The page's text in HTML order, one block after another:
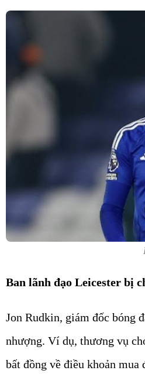
Ban lãnh đạo Leicester bị
Jon Rudkin, giám đốc bóng
nhượng. Ví dụ, thương vụ
bất đồng về điều khoản